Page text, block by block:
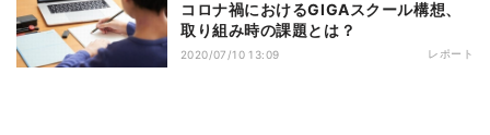
コロナ禍におけるGIGAスクール構想、
取り組み時の課題とは？
2020/07/10 13:09 レポート